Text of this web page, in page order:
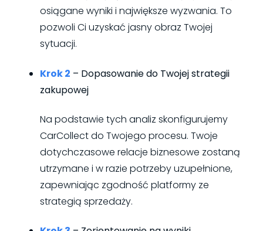
osiągane wyniki i największe wyzwania. To
pozwoli Ci uzyskać jasny obraz Twojej
sytuacji.
Krok 2 – Dopasowanie do Twojej strategii
zakupowej
Na podstawie tych analiz skonfigurujemy
CarCollect do Twojego procesu. Twoje
dotychczasowe relacje biznesowe zostaną
utrzymane i w razie potrzeby uzupełnione,
zapewniając zgodność platformy ze
strategią sprzedaży.